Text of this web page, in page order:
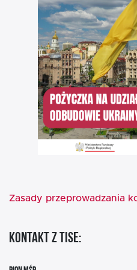
Zasady przeprowadzania
KONTAKT Z TISE: